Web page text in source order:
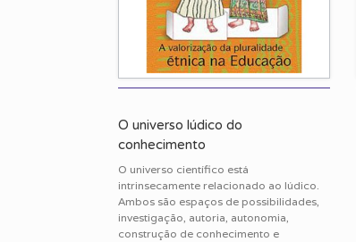
O universo lúdico do
conhecimento
O universo científico está
intrinsecamente relacionado ao lúdico.
Ambos são espaços de possibilidades,
investigação, autoria, autonomia,
construção de conhecimento e